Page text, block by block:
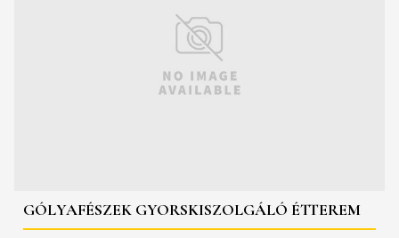
GÓLYAFÉSZEK GYORSKISZOLGÁLÓ ÉTTEREM